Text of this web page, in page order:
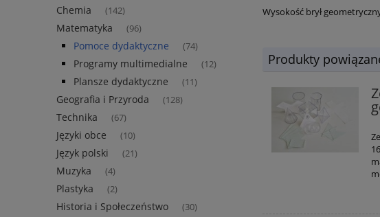
Chemia (142)
Matematyka (96)
Pomoce dydaktyczne (74)
Programy multimedialne (12)
Plansze dydaktyczne (11)
Geografia i Przyroda (128)
Technika (67)
Języki obce (10)
Język polski (21)
Muzyka (4)
Plastyka (2)
Historia i Społeczeństwo (30)
Wysokość brył
Produkty